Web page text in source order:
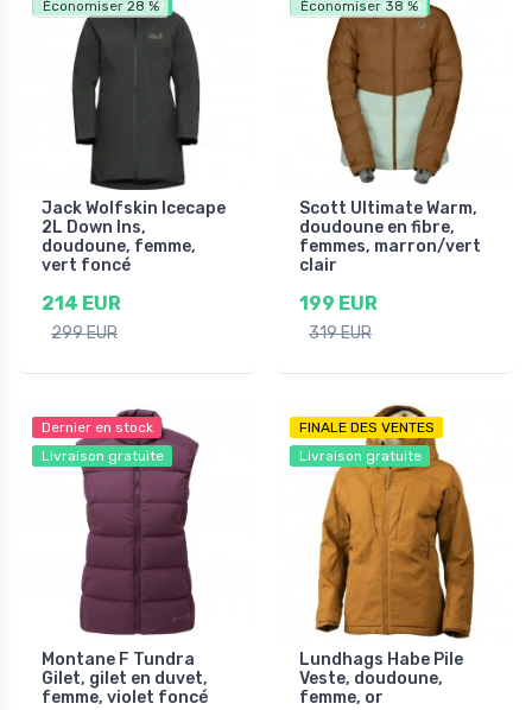
Livraison gratuite
Économiser 28 %
Jack Wolfskin Icecape
2L Down Ins,
doudoune, femme,
vert foncé
214 EUR
299 EUR
Livraison gratuite
Économiser 38 %
Scott Ultimate Warm,
doudoune en fibre,
femmes, marron/vert
clair
199 EUR
319 EUR
Dernier en stock
Livraison gratuite
Montane F Tundra
Gilet, gilet en duvet,
femme, violet foncé
FINALE DES VENTES
Livraison gratuite
Lundhags Habe Pile
Veste, doudoune,
femme, or